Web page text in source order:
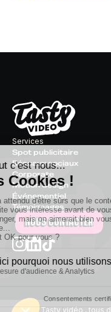
Services
Spot publicitaire
Réseaux sociaux
Corporate
Motion design
Événementiel
Témoignages
NOUS CONTACTER
© 2026 Tasty vidéo , tous